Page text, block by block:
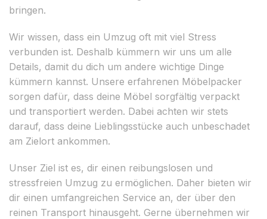
bringen.
Wir wissen, dass ein Umzug oft mit viel Stress
verbunden ist. Deshalb kümmern wir uns um alle
Details, damit du dich um andere wichtige Dinge
kümmern kannst. Unsere erfahrenen Möbelpacker
sorgen dafür, dass deine Möbel sorgfältig verpackt
und transportiert werden. Dabei achten wir stets
darauf, dass deine Lieblingsstücke auch unbeschadet
am Zielort ankommen.
Unser Ziel ist es, dir einen reibungslosen und
stressfreien Umzug zu ermöglichen. Daher bieten wir
dir einen umfangreichen Service an, der über den
reinen Transport hinausgeht. Gerne übernehmen wir